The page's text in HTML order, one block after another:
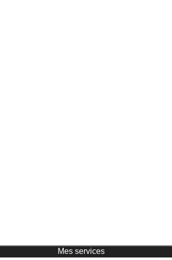
Mes services